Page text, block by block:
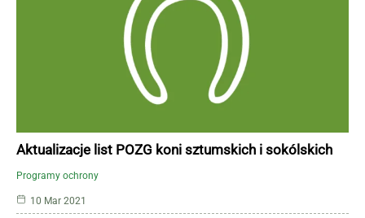
Programy ochrony
Aktualizacje list POZG koni sztumskich i sokólskich
10 Mar 2021